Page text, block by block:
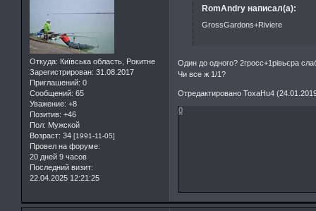
Откуда: Київська область, Рокитне
Зарегистрирован: 31.08.2017
Приглашений: 0
Сообщений: 65
Уважение: +8
Позитив: +46
Пол: Мужской
Возраст: 34 [1991-11-05]
Провел на форуме:
20 дней 9 часов
Последний визит:
22.04.2025 12:21:25
RomAndry написал(а):
GrossGardons+Riviere
Один до одного? 2гросс+1рівьєра
Чи все ж 1/1?
Отредактировано ToxaHu4
0